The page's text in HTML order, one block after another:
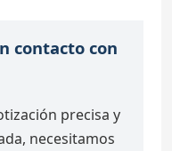
contacto con
precisa y
necesitamos